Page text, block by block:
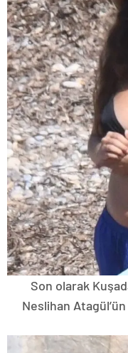
Son olarak
Neslihan